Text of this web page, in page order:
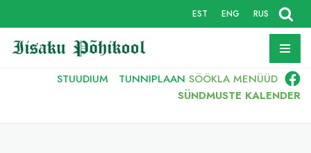
Skip
to
EST ENG RUS
STUUDIUM TUNNIPLAAN SÖÖKLA MENÜÜD
SÜNDMUSTE KALENDER